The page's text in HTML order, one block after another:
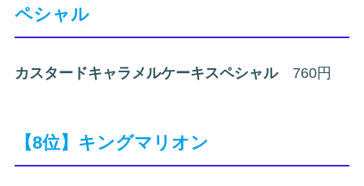
ペシャル
カスタードキャラメルケーキスペシャル760円
【8位】キングマリオン